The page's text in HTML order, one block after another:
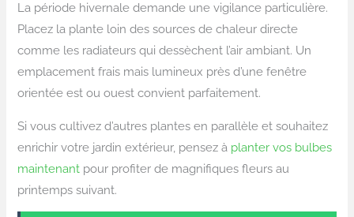
La période hivernale demande une vigilance particulière.
Placez la plante loin des sources de chaleur directe
comme les radiateurs qui dessèchent l’air ambiant. Un
emplacement frais mais lumineux près d’une fenêtre
orientée est ou ouest convient parfaitement.
Si vous cultivez d’autres plantes en parallèle et souhaitez
enrichir votre jardin extérieur, pensez à planter vos bulbes
maintenant pour profiter de magnifiques fleurs au
printemps suivant.